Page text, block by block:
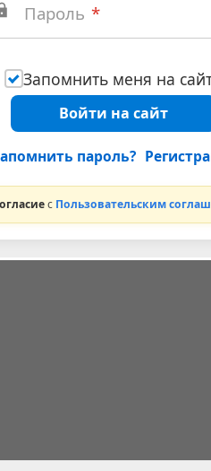
Пароль *
Запомнить меня на
Войти на сайт
пароль?
с Пользовательским